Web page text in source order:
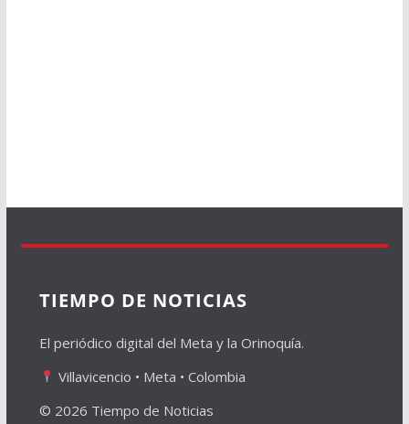
TIEMPO DE NOTICIAS
El periódico digital del Meta y la Orinoquía.
Villavicencio • Meta • Colombia
© 2026 Tiempo de Noticias